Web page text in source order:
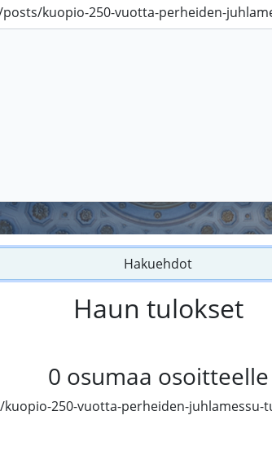
Hakuehdot
Haun tulokset
0 osumaa osoitteelle
250-vuotta-perheiden-juhlamessu-